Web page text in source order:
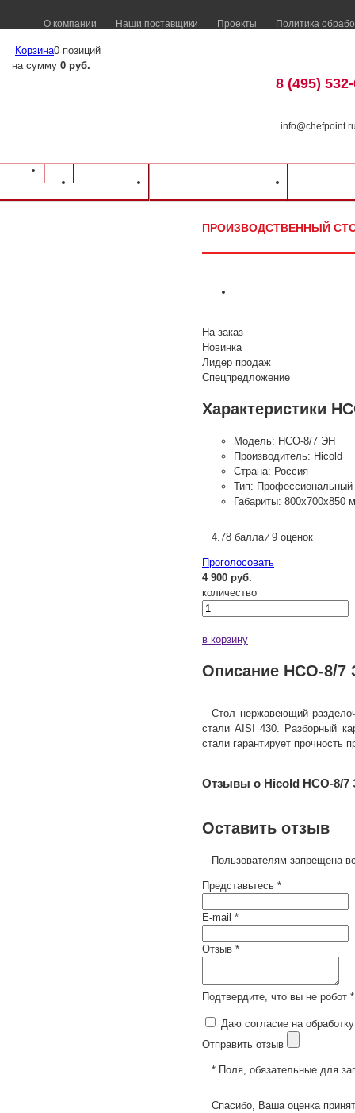
О компании Наши поставщики Проекты Политика
Корзина0 позиций
на сумму 0 руб.
8 (495)
Оборудование для ресторанов и кафе
ПРОИЗВОДСТВЕННЫЙ
На заказ
Новинка
Лидер продаж
Спецпредложение
Характеристики
Модель: НСО-8/7 ЭН
Производитель: Hicold
Страна: Россия
Тип: Профессиональный
Габариты: 800х700х850
4.78 балла ⁄ 9 оценок
Проголосовать
4 900 руб.
количество
в корзину
Описание НСО-8/7
Стол нержавеющий
стали AISI 430. Разборный
стали гарантирует прочность
Отзывы о Hicold НСО-8/7
Оставить отзыв
Пользователям запрещена
Представьтесь *
E-mail *
Отзыв *
Подтвердите, что вы не робот *
Даю согласие на
Отправить отзыв
* Поля, обязательные для
Спасибо, Ваша оценка